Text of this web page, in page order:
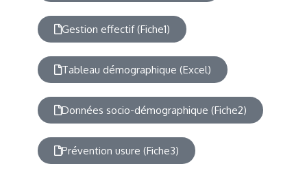
Gestion effectif (Fiche1)
Tableau démographique (Excel)
Données socio-démographique (Fiche2)
Prévention usure (Fiche3)